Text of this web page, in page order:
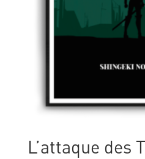
L’attaque des